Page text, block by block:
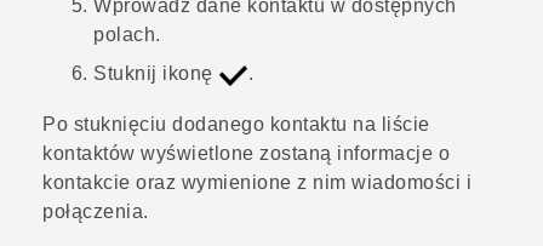
Wprowadź dane kontaktu w dostępnych
polach.
Stuknij ikonę
.
Po stuknięciu dodanego kontaktu na liście
kontaktów wyświetlone zostaną informacje o
kontakcie oraz wymienione z nim wiadomości i
połączenia.